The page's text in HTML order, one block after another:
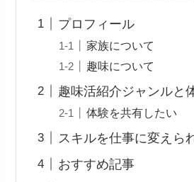
プロフィール
家族について
趣味について
趣味活紹介ジャンルと
体験を共有したい
スキルを仕事に変えら
おすすめ記事